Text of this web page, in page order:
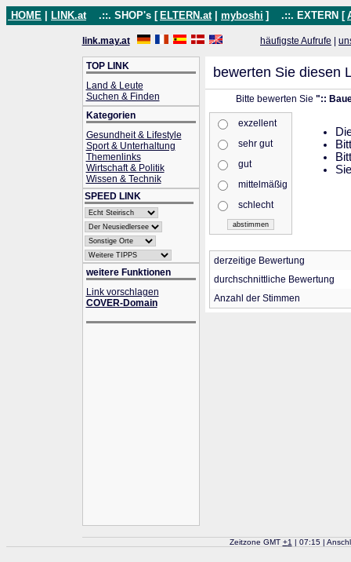
HOME LINK.at .::. SHOP's [ ELTERN.at myboshi ] .::. EXTERN [
link.may.at häufigste Aufrufe
TOP LINK
Land & Leute
Suchen & Finden
Kategorien
Gesundheit & Lifestyle
Sport & Unterhaltung
Themenlinks
Wirtschaft & Politik
Wissen & Technik
SPEED LINK
weitere Funktionen
Link vorschlagen
COVER-Domain
bewerten Sie diesen
Bitte bewerten Sie "::
exzellent
sehr gut
gut
mittelmäßig
schlecht
derzeitige Bewertung
durchschnittliche Bewertung
Anzahl der Stimmen
Zeitzone GMT +1 | 07:15 |